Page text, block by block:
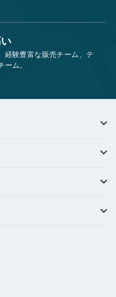
経験豊富な販売チーム、テ
ーム。